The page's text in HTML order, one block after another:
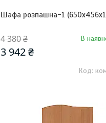
Шафа розпашна-1
4 380 ₴
3 942 ₴
В